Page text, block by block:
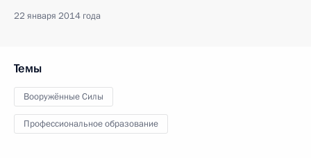
22 января 2014 года
Темы
Вооружённые Силы
Профессиональное образование